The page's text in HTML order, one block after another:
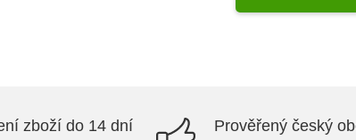
zboží do 14 dní Prověřený český